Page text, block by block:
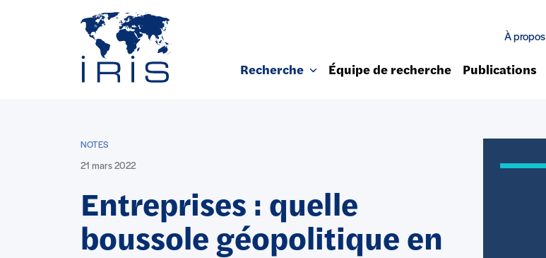
À propos
Recherche Équipe de recherche Publications
NOTES
21 mars 2022
Entreprises : quelle
boussole géopolitique en